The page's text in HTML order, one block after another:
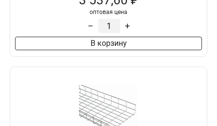
оптовая цена
– +
В корзину